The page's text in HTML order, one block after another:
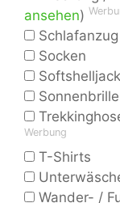
ansehen)
Socken
Sonnenbrille
Werbung
T-Shirts
Wander- /